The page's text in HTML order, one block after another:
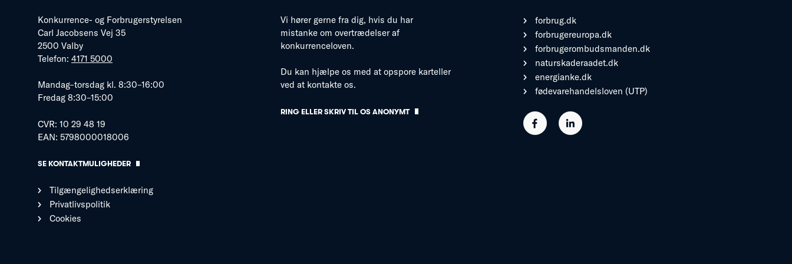
Konkurrence- og Forbrugerstyrelsen
Carl Jacobsens Vej 35
2500 Valby
Telefon: 4171 5000
Mandag–torsdag kl. 8:30–16:00
Fredag 8:30–15:00
CVR: 10 29 48 19
EAN: 5798000018006
SE KONTAKTMULIGHEDER
Tilgængelighedserklæring
Privatlivspolitik
Cookies
Vi hører gerne fra dig, hvis du har
mistanke om overtrædelser af
konkurrenceloven.
Du kan hjælpe os med at opspore karteller
ved at kontakte os.
RING ELLER SKRIV TIL OS ANONYMT
forbrug.dk
forbrugereuropa.dk
forbrugerombudsmanden.dk
naturskaderaadet.dk
energianke.dk
fødevarehandelsloven (UTP)